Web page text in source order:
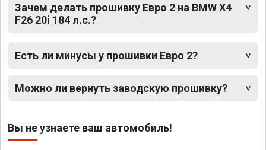
Зачем делать прошивку Евро 2 на BMW X4
F26 20i 184 л.с.?
Есть ли минусы у прошивки Евро 2?
Можно ли вернуть заводскую прошивку?
Вы не узнаете ваш автомобиль!